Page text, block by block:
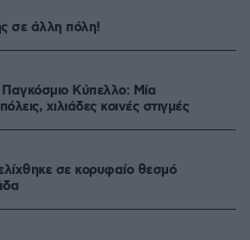
σε άλλη πόλη!
Kύπελλο: Μία
χιλιάδες κοινές στιγμές
σε κορυφαίο θεσμό